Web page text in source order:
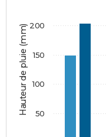
Hauteur de pluie (mm) 50
100
150
200